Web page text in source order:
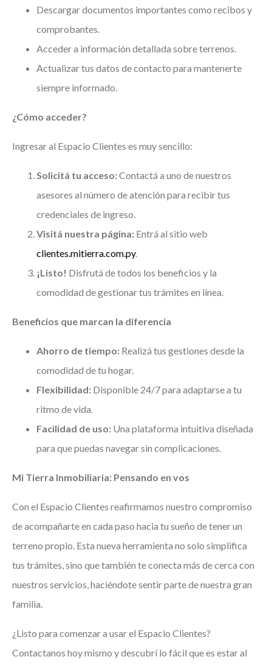
Descargar documentos importantes como recibos y
comprobantes.
Acceder a información detallada sobre terrenos.
Actualizar tus datos de contacto para mantenerte
siempre informado.
¿Cómo acceder?
Ingresar al Espacio Clientes es muy sencillo:
Solicitá tu acceso:Contactá a uno de nuestros
asesores al número de atención para recibir tus
credenciales de ingreso.
Visitá nuestra página: Entrá al sitio web
clientes.mitierra.com.py.
¡Listo! Disfrutá de todos los beneficios y la
comodidad de gestionar tus trámites en línea.
Beneficios que marcan la diferencia
Ahorro de tiempo: Realizá tus gestiones desde la
comodidad de tu hogar.
Flexibilidad: Disponible 24/7 para adaptarse a tu
ritmo de vida.
Facilidad de uso: Una plataforma intuitiva diseñada
para que puedas navegar sin complicaciones.
Mi Tierra Inmobiliaria: Pensando en vos
Con el Espacio Clientes reafirmamos nuestro compromiso
de acompañarte en cada paso hacia tu sueño de tener un
terreno propio. Esta nueva herramienta no solo simplifica
tus trámites, sino que también te conecta más de cerca con
nuestros servicios, haciéndote sentir parte de nuestra gran
familia.
¿Listo para comenzar a usar el Espacio Clientes?
Contactanos hoy mismo y descubrí lo fácil que es estar al